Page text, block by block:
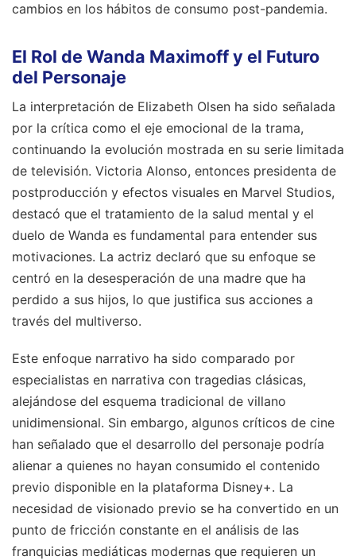
cambios en los hábitos de consumo post-pandemia.
El Rol de Wanda Maximoff y el Futuro
del Personaje
La interpretación de Elizabeth Olsen ha sido señalada
por la crítica como el eje emocional de la trama,
continuando la evolución mostrada en su serie limitada
de televisión. Victoria Alonso, entonces presidenta de
postproducción y efectos visuales en Marvel Studios,
destacó que el tratamiento de la salud mental y el
duelo de Wanda es fundamental para entender sus
motivaciones. La actriz declaró que su enfoque se
centró en la desesperación de una madre que ha
perdido a sus hijos, lo que justifica sus acciones a
través del multiverso.
Este enfoque narrativo ha sido comparado por
especialistas en narrativa con tragedias clásicas,
alejándose del esquema tradicional de villano
unidimensional. Sin embargo, algunos críticos de cine
han señalado que el desarrollo del personaje podría
alienar a quienes no hayan consumido el contenido
previo disponible en la plataforma Disney+. La
necesidad de visionado previo se ha convertido en un
punto de fricción constante en el análisis de las
franquicias mediáticas modernas que requieren un